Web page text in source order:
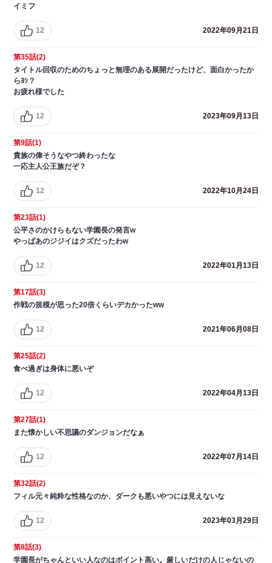
イミフ
12 2022年09月21日
第35話(2)
タイトル回収のためのちょっと無理のある展開だったけど、面白かったか
らﾖｼ ?
お疲れ様でした
12 2023年09月13日
第9話(1)
貴族の偉そうなやつ終わったな
一応主人公王族だぞ？
12 2022年10月24日
第23話(1)
公平さのかけらもない学園長の発言w
やっぱあのジジイはクズだったわw
12 2022年01月13日
第17話(3)
作戦の規模が思った20倍くらいデカかったww
12 2021年06月08日
第25話(2)
食べ過ぎは身体に悪いぞ
12 2022年04月13日
第27話(1)
また懐かしい不思議のダンジョンだなぁ
12 2022年07月14日
第32話(2)
フィル元々純粋な性格なのか、ダークも悪いやつには見えないな
12 2023年03月29日
第8話(3)
学園長がちゃんといい人なのはポイント高い。厳しいだけの人じゃないの